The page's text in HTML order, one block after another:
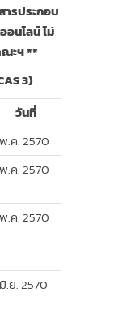
รประกอบ
นไลน์ ไม่
ะฯ **
3)
วันที่
พ.ค. 2570
พ.ค. 2570
พ.ค. 2570
มิ.ย. 2570